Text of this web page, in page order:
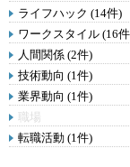
ライフハック (14件)
ワークスタイル (16
人間関係 (2件)
技術動向 (1件)
業界動向 (1件)
職場
転職活動 (1件)